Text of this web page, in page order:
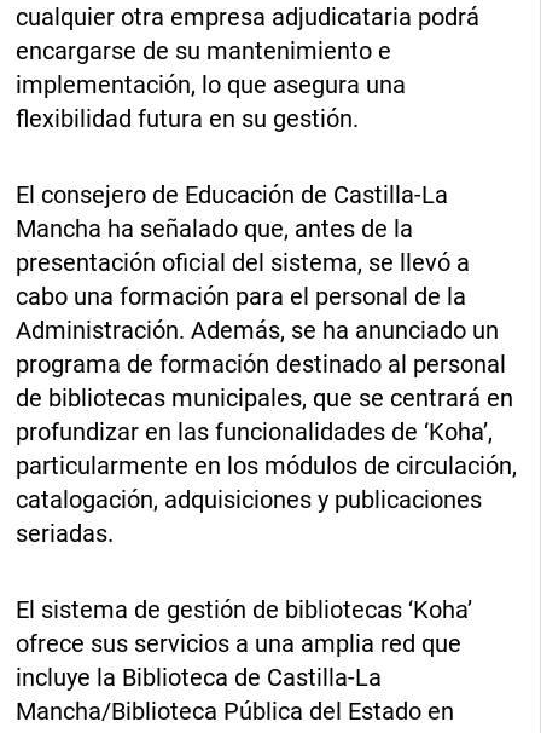
cualquier otra empresa adjudicataria podrá
encargarse de su mantenimiento e
implementación, lo que asegura una
flexibilidad futura en su gestión.
El consejero de Educación de Castilla-La
Mancha ha señalado que, antes de la
presentación oficial del sistema, se llevó a
cabo una formación para el personal de la
Administración. Además, se ha anunciado un
programa de formación destinado al personal
de bibliotecas municipales, que se centrará en
profundizar en las funcionalidades de ‘Koha’,
particularmente en los módulos de circulación,
catalogación, adquisiciones y publicaciones
seriadas.
El sistema de gestión de bibliotecas ‘Koha’
ofrece sus servicios a una amplia red que
incluye la Biblioteca de Castilla-La
Mancha/Biblioteca Pública del Estado en